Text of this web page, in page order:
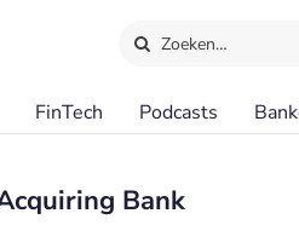
Zoeken…
FinTech Podcasts
Bank